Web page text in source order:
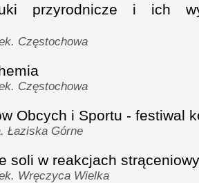
przyrodnicze i ich
Częstochowa
Częstochowa
Obcych i Sportu - festiwal
Łaziska Górne
soli w reakcjach
Wręczyca Wielka